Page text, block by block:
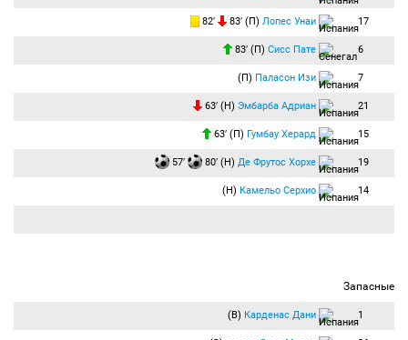
82′ 83′ (П) Лопес Унаи 17
83′ (П) Сисс Пате 6
(П) Паласон Изи 7
63′ (Н) Эмбарба Адриан 21
63′ (П) Гумбау Херард 15
57′ 80′ (Н) Де Фрутос Хорхе 19
(Н) Камельо Серхио 14
Запасные
(В) Карденас Дани 1